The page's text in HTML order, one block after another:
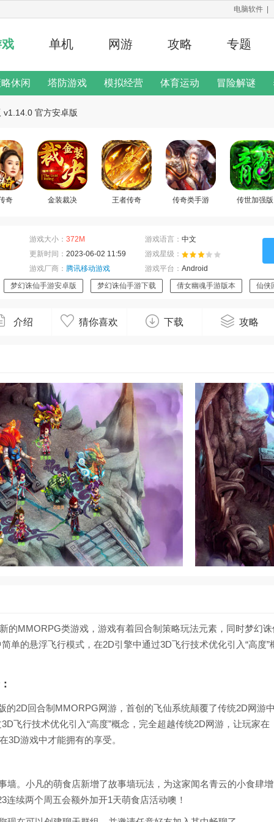
电脑软件
单机 网游 攻略 专题
休闲 塔防游戏 模拟经营 体育运动 冒险解谜
器
说明
官方安卓版
奇 金装裁决 王者传奇 传奇类手游 传世加强版
游戏大小： 372M 游戏语言： 中文
更新时间： 2023-06-02 11:59
游戏星级：
游戏厂商： 腾讯移动游戏 游戏平台： Android
梦幻诛仙手游安卓版
梦幻诛仙手游下载 倩女幽魂手游版本
仙侠
介绍 猜你喜欢 下载 攻略
的MMORPG类游戏，游戏有着回合制策略玩法元素，同时梦幻
单的悬浮飞行模式，在2D引擎中通过3D飞行技术优化引入“高度”
的2D回合制MMORPG网游，首创的飞仙系统颠覆了传统2D网游
飞行技术优化引入“高度”概念，完全超越传统2D网游，让玩家在
3D游戏中才能拥有的享受。
墙。小凡的萌食店新增了故事墙玩法，为这家闻名青云的小食肆
连续两个周五会额外加开1天萌食店活动噢！